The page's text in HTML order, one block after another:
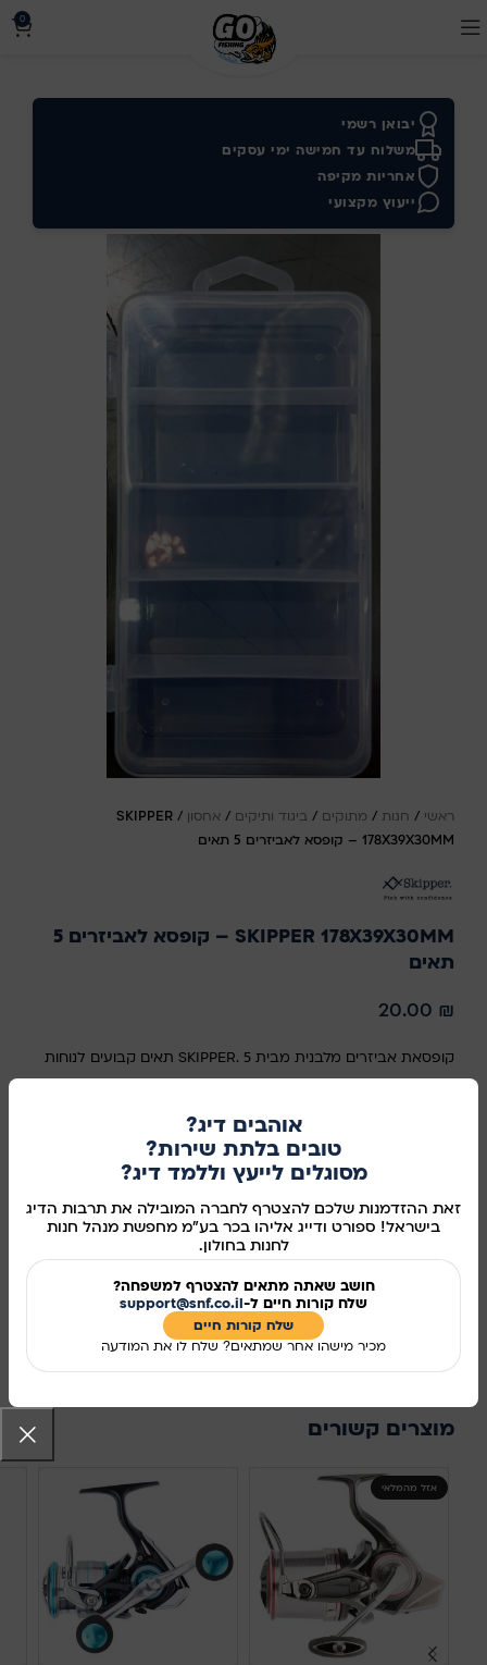
אוהבים דיג?
טובים בלתת שירות?
מסוגלים לייעץ וללמד דיג?
זאת ההזדמנות שלכם להצטרף לחברה המובילה את תרבות הדיג
בישראל! ספורט ודייג אליהו בכר בע"מ מחפשת מנהל חנות
לחנות בחולון.
חושב שאתה מתאים להצטרף למשפחה?
שלח קורות חיים ל-support@snf.co.il
שלח קורות חיים​
מכיר מישהו אחר שמתאים? שלח לו את המודעה
0
יבואן רשמי
משלוח עד חמישה ימי עסקים
אחריות מקיפה
ייעוץ מקצועי
ראשי / חנות / מתוקים / ביגוד ותיקים / אחסון /
SKIPPER
178X39X30MM – קופסא לאביזרים 5 תאים
SKIPPER 178X39X30MM – קופסא לאביזרים 5
תאים
20.00 ₪
קופסאת אביזרים מלבנית מבית SKIPPER. 5 תאים קבועים לנוחות
הסידור.
הוספה לסל
קנו עכשיו
34109
מוצרים קשורים
אזל מהמלאי